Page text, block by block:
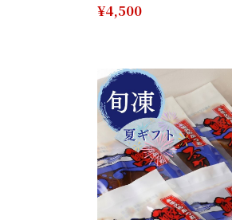
¥4,500